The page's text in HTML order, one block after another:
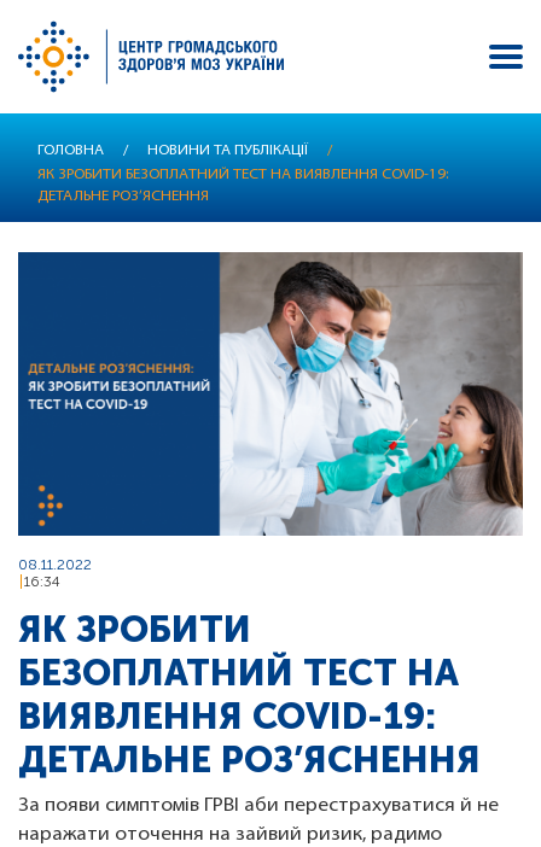
ГОЛОВНА / НОВИНИ ТА ПУБЛІКАЦІЇ
/
ЯК ЗРОБИТИ БЕЗОПЛАТНИЙ ТЕСТ НА ВИЯВЛЕННЯ COVID-19:
ДЕТАЛЬНЕ РОЗ’ЯСНЕННЯ
08.11.2022
16:34
ЯК ЗРОБИТИ
БЕЗОПЛАТНИЙ ТЕСТ НА
ВИЯВЛЕННЯ COVID-19:
ДЕТАЛЬНЕ РОЗ’ЯСНЕННЯ
За появи симптомів ГРВІ аби перестрахуватися й не
наражати оточення на зайвий ризик, радимо